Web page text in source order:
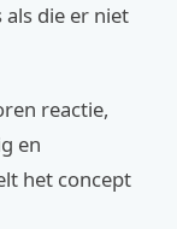
die er niet
reactie,
en
het concept